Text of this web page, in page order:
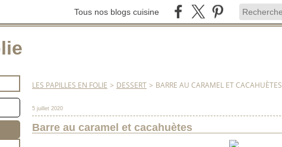
Tous nos blogs cuisine
LES PAPILLES EN FOLIE > DESSERT > BARRE AU CARAMEL ET CACAHUÈTES
5 juillet 2020
Barre au caramel et cacahuètes